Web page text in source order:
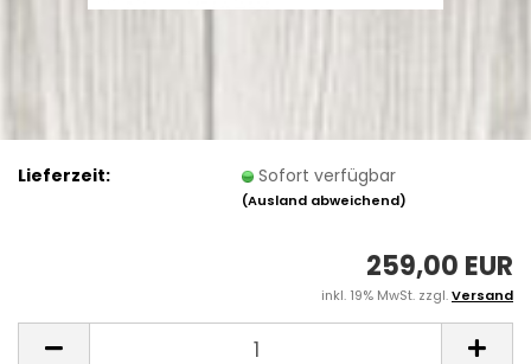
Lieferzeit: Sofort verfügbar
(Ausland abweichend)
259,00 EUR
inkl. 19% MwSt. zzgl.Versand